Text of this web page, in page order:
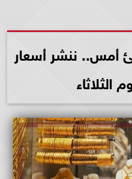
أمس.. ننشر أسعار
الثلاثاء